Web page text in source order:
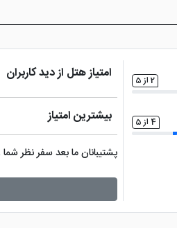
2 از 5
4 از 5
امتیاز هتل از دید کاربران
بیشترین امتیاز
پشتیبانان ما بعد سفر نظر